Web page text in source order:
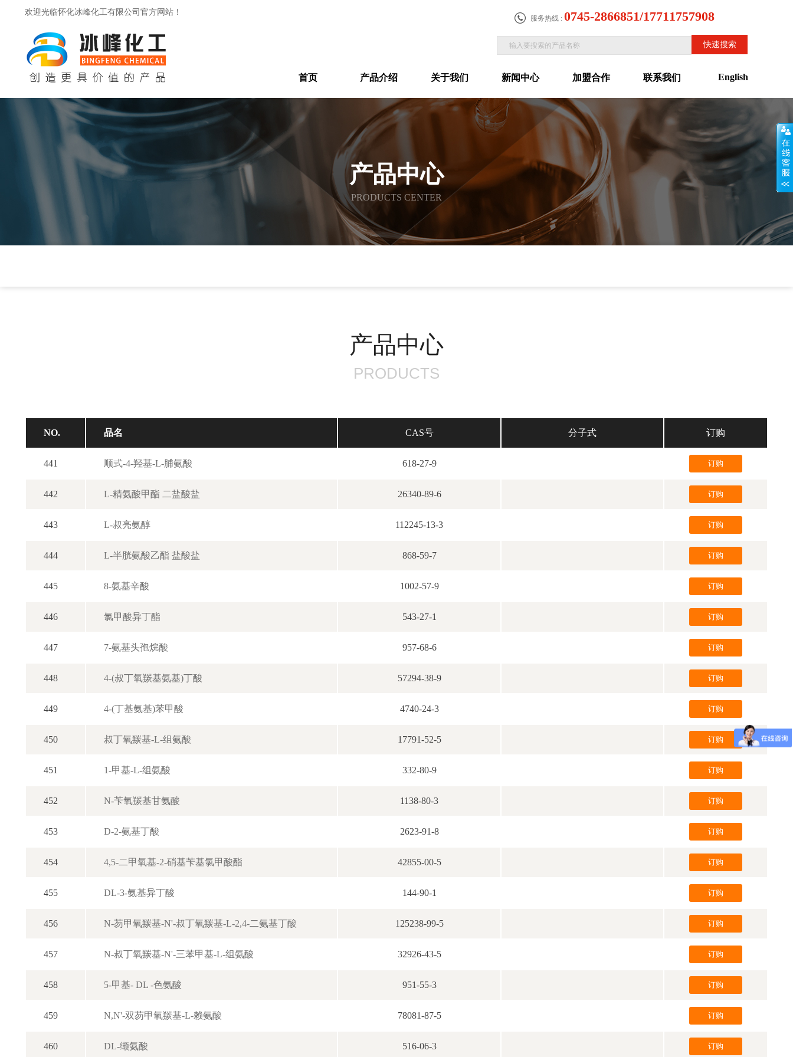
欢迎光临怀化冰峰化工有限公司官方网站！
服务热线 : 0745-2866851/17711757908
首页 产品介绍 关于我们 新闻中心 加盟合作 联系我们 English
产品中心
PRODUCTS CENTER
产品中心
PRODUCTS
NO. 品名 CAS号 分子式 订购
441 顺式-4-羟基-L-脯氨酸 618-27-9 订购
442 L-精氨酸甲酯 二盐酸盐 26340-89-6 订购
443 L-叔亮氨醇 112245-13-3 订购
444 L-半胱氨酸乙酯 盐酸盐 868-59-7 订购
445 8-氨基辛酸 1002-57-9 订购
446 氯甲酸异丁酯 543-27-1 订购
447 7-氨基头孢烷酸 957-68-6 订购
448 4-(叔丁氧羰基氨基)丁酸 57294-38-9 订购
449 4-(丁基氨基)苯甲酸 4740-24-3 订购
450 叔丁氧羰基-L-组氨酸 17791-52-5 订购
451 1-甲基-L-组氨酸 332-80-9 订购
452 N-苄氧羰基甘氨酸 1138-80-3 订购
453 D-2-氨基丁酸 2623-91-8 订购
454 4,5-二甲氧基-2-硝基苄基氯甲酸酯 42855-00-5 订购
455 DL-3-氨基异丁酸 144-90-1 订购
456 N-芴甲氧羰基-N'-叔丁氧羰基-L-2,4-二氨基丁酸 125238-99-5 订购
457 N-叔丁氧羰基-N'-三苯甲基-L-组氨酸 32926-43-5 订购
458 5-甲基- DL -色氨酸 951-55-3 订购
459 N,N'-双芴甲氧羰基-L-赖氨酸 78081-87-5 订购
460 DL-缬氨酸 516-06-3 订购